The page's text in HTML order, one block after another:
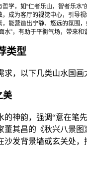
学，如“仁者乐山，智者乐水”
成为客厅的视觉中心，引导视
能营造出宁静、悠远的氛围，
”，有助于平衡气场，带来和
类型
，以下几类山水国画
美
神韵，强调“意在笔
董其昌的《秋兴八景
发背景墙或玄关处